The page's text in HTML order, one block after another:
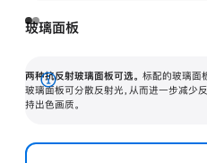
玻璃面板
两种抗反射玻璃面板可选。 标配的玻璃面
玻璃面板可分散反射光，从而进一步减少
持出色画质。
展
开